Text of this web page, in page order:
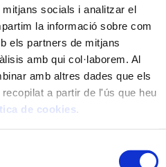
socials i analitzar el
la informació sobre com
els partners de mitjans
amb qui col·laborem. Al
amb altres dades que els
a partir de l'ús que heu
de cookies.